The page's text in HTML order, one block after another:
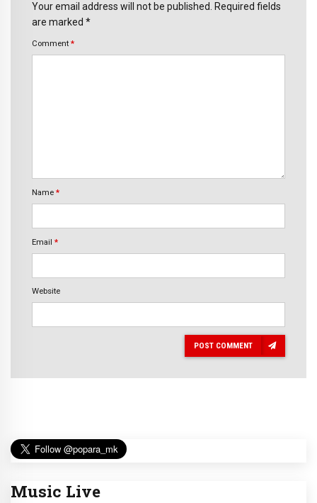
Your email address will not be published. Required fields
are marked *
Comment *
Name *
Email *
Website
POST COMMENT
Music Live